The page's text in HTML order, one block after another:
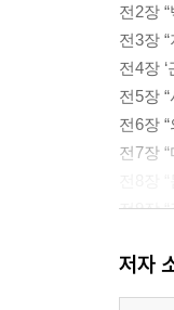
전2장
전3장
전4장
전5장
전6장
전7장
전9장
[중용]
저자